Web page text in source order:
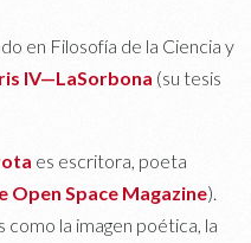
en Filosofía de la Ciencia y
IV—LaSorbona (su tesis
es escritora, poeta
Open Space Magazine).
la imagen poética, la